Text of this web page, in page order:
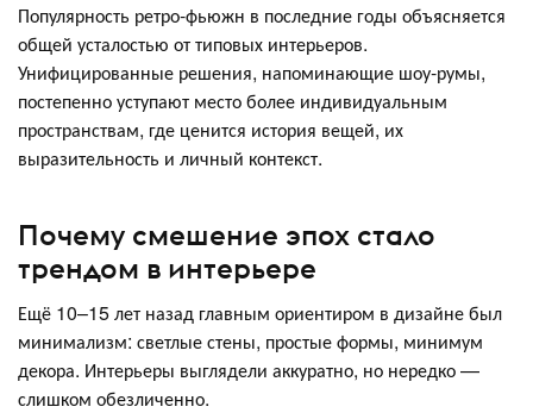
Популярность ретро-фьюжн в последние годы объясняется
общей усталостью от типовых интерьеров.
Унифицированные решения, напоминающие шоу-румы,
постепенно уступают место более индивидуальным
пространствам, где ценится история вещей, их
выразительность и личный контекст.
Почему смешение эпох стало
трендом в интерьере
Ещё 10–15 лет назад главным ориентиром в дизайне был
минимализм: светлые стены, простые формы, минимум
декора. Интерьеры выглядели аккуратно, но нередко —
слишком обезличенно.